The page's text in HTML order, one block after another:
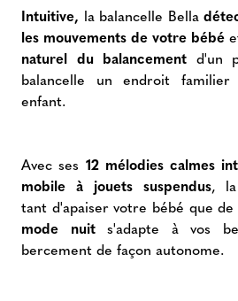
Intuitive, la balancelle Bella
les mouvements de votre bébé
naturel du balancement d'un
balancelle un endroit
enfant.
Avec ses 12 mélodies calmes
mobile à jouets suspendus, la
tant d'apaiser votre bébé que
mode nuit s'adapte à vos
bercement de façon autonome.